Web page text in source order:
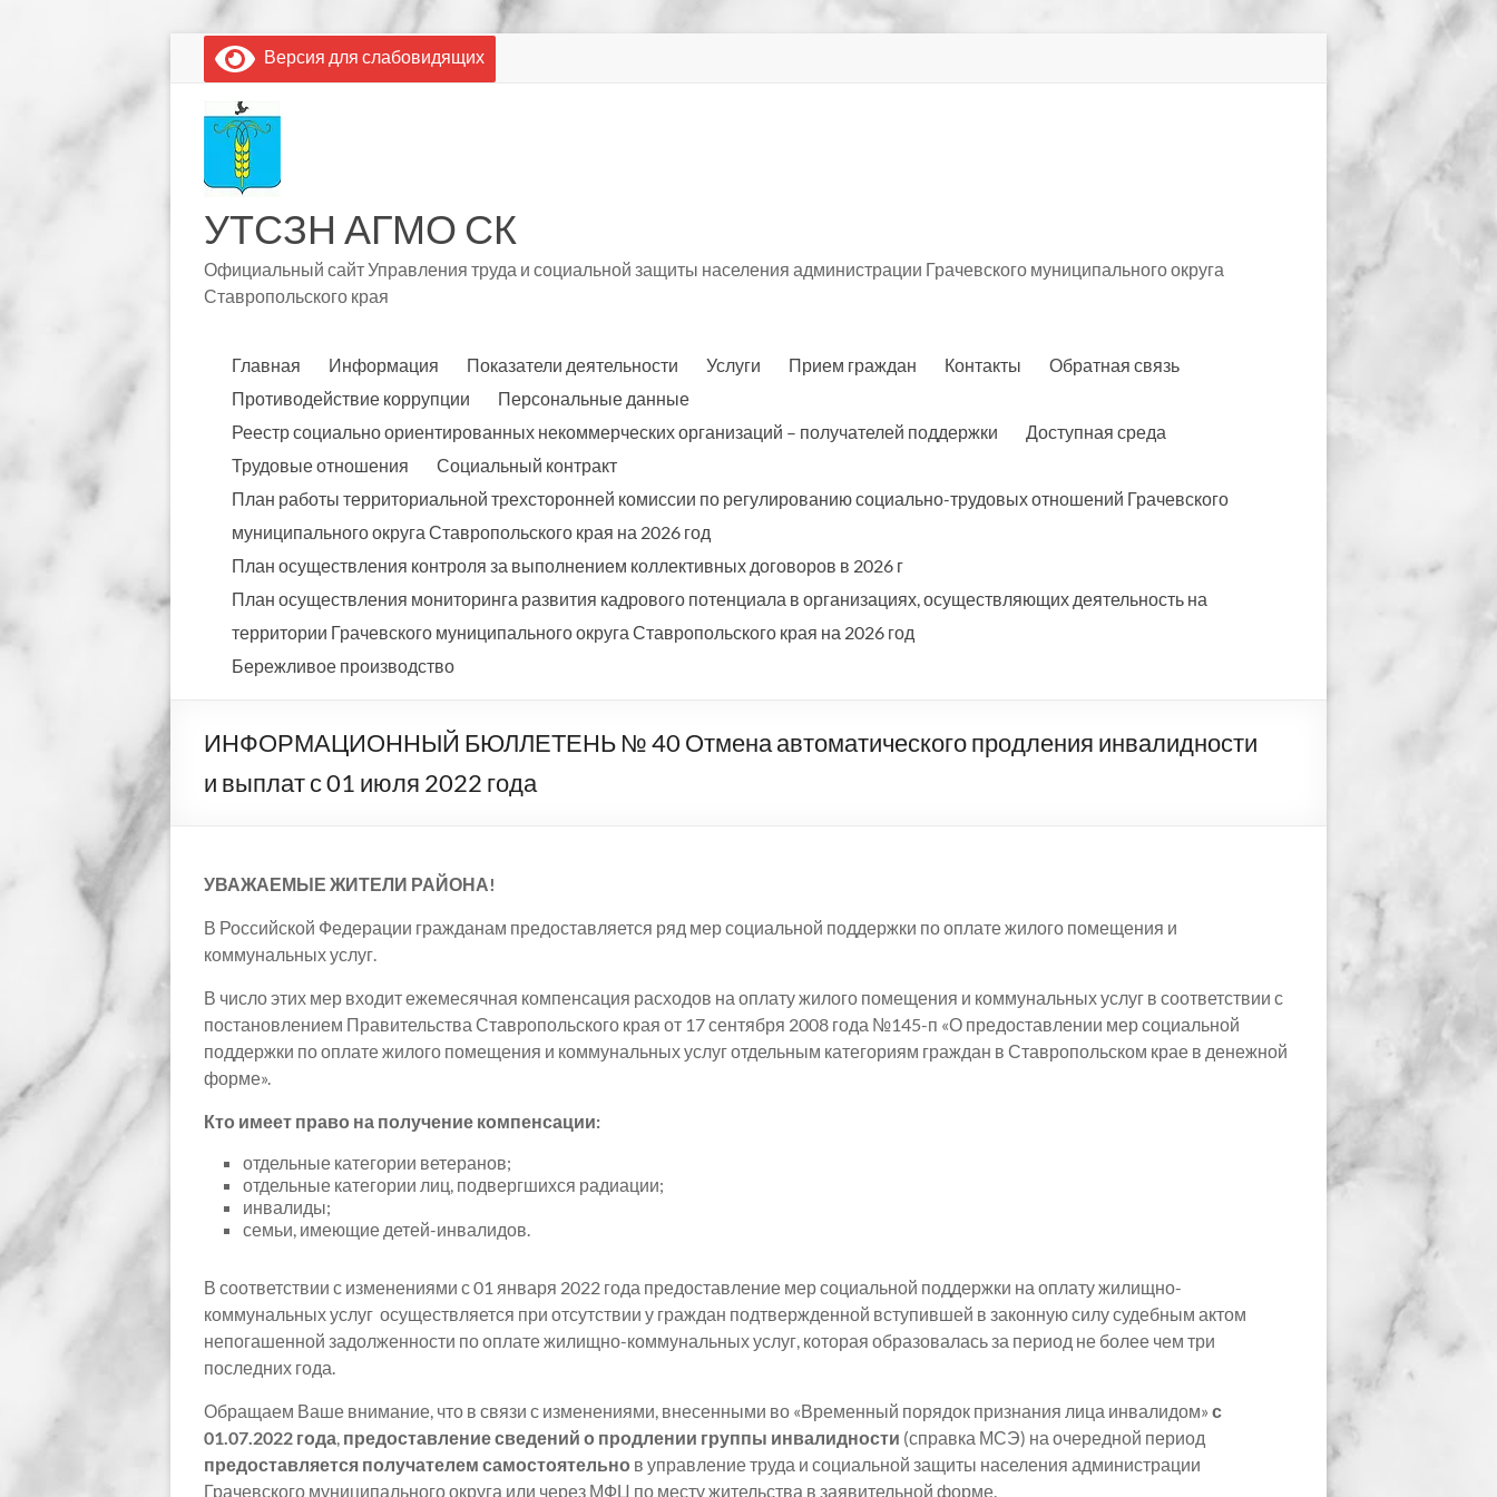
Перейти
содержимому
Версия для слабовидящих
УТСЗН АГМО СК
Официальный сайт Управления труда и социальной защиты населения администрации Грачевского муниципального округа
Ставропольского края
Главная Информация Показатели деятельности Услуги Прием граждан Контакты
Обратная связь
Противодействие коррупции
Персональные данные
Реестр социально ориентированных некоммерческих организаций – получателей поддержки
Доступная среда
Трудовые отношения
Социальный контракт
План работы территориальной трехсторонней комиссии по регулированию социально-трудовых отношений Грачевского
муниципального округа Ставропольского края на 2026 год
План осуществления контроля за выполнением коллективных договоров в 2026 г
План осуществления мониторинга развития кадрового потенциала в организациях, осуществляющих деятельность на
территории Грачевского муниципального округа Ставропольского края на 2026 год
Бережливое производство
ИНФОРМАЦИОННЫЙ БЮЛЛЕТЕНЬ № 40 Отмена автоматического продления инвалидности
и выплат с 01 июля 2022 года
УВАЖАЕМЫЕ ЖИТЕЛИ РАЙОНА!
В Российской Федерации гражданам предоставляется ряд мер социальной поддержки по оплате жилого помещения и
коммунальных услуг.
В число этих мер входит ежемесячная компенсация расходов на оплату жилого помещения и коммунальных услуг в соответствии с
постановлением Правительства Ставропольского края от 17 сентября 2008 года №145-п «О предоставлении мер социальной
поддержки по оплате жилого помещения и коммунальных услуг отдельным категориям граждан в Ставропольском крае в денежной
форме».
Кто имеет право на получение компенсации:
отдельные категории ветеранов;
отдельные категории лиц, подвергшихся радиации;
инвалиды;
семьи, имеющие детей-инвалидов.
В соответствии с изменениями с 01 января 2022 года предоставление мер социальной поддержки на оплату жилищно-
коммунальных услуг осуществляется при отсутствии у граждан подтвержденной вступившей в законную силу судебным актом
непогашенной задолженности по оплате жилищно-коммунальных услуг, которая образовалась за период не более чем три
последних года.
Обращаем Ваше внимание, что в связи с изменениями, внесенными во «Временный порядок признания лица инвалидом» с
01.07.2022 года, предоставление сведений о продлении группы инвалидности (справка МСЭ) на очередной период
предоставляется получателем самостоятельно в управление труда и социальной защиты населения администрации
Грачевского муниципального округа или через МФЦ по месту жительства в заявительной форме.